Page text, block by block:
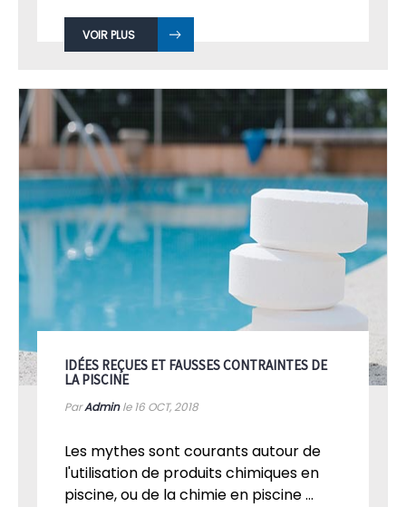
VOIR PLUS
IDÉES REÇUES ET FAUSSES CONTRAINTES DE
LA PISCINE
ParAdminle 16 OCT, 2018
Les mythes sont courants autour de
l'utilisation de produits chimiques en
piscine, ou de la chimie en piscine ...